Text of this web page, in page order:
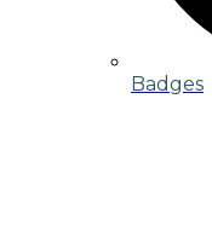
Badges